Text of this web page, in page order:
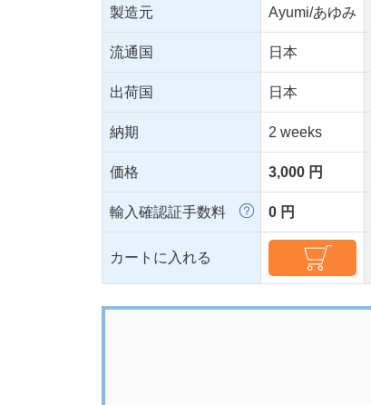
製造元 Ayumi/あゆみ
流通国 日本
出荷国 日本
納期 2 weeks
価格 3,000 円
輸入確認証手数料 0 円
カートに入れる